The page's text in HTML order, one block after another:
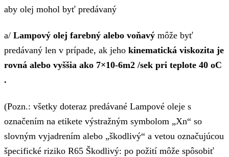
aby olej mohol byť predávaný
a/ Lampový olej farebný alebo voňavý môže byť
predávaný len v prípade, ak jeho kinematická viskozita je
rovná alebo vyššia ako 7×10-6m2 /sek pri teplote 40 oC
.
(Pozn.: všetky doteraz predávané Lampové oleje s
označením na etikete výstražným symbolom „Xn“ so
slovným vyjadrením alebo „škodlivý“ a vetou označujúcou
špecifické riziko R65 Škodlivý: po požití môže spôsobiť